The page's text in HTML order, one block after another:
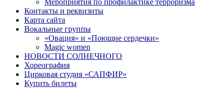
Контакты и реквизиты
Карта сайта
Вокальные группы
«Овация» и «Поющие сердечки»
Magic women
НОВОСТИ СОЛНЕЧНОГО
Хореография
Цирковая студия «САПФИР»
Купить билеты